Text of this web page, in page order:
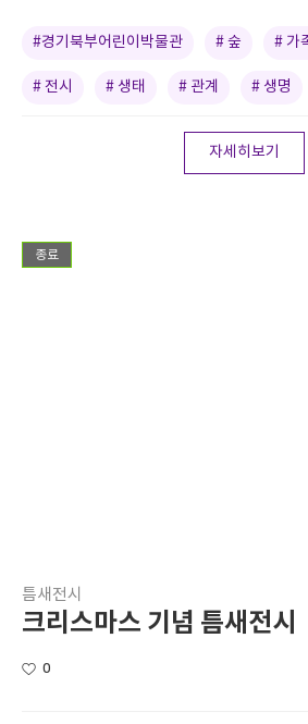
#경기북부어린이박물관 # 숲 # 가
# 전시 # 생태 # 관계 # 생명
자세히보기
종료
틈새전시
크리스마스 기념 틈새전시
0